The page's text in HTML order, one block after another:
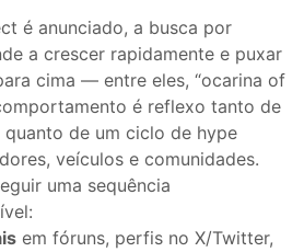
é anunciado, a busca por
a crescer rapidamente e puxar
cima — entre eles, “ocarina of
é reflexo tanto de
de um ciclo de hype
veículos e comunidades.
uma sequência
em fóruns, perfis no X/Twitter,